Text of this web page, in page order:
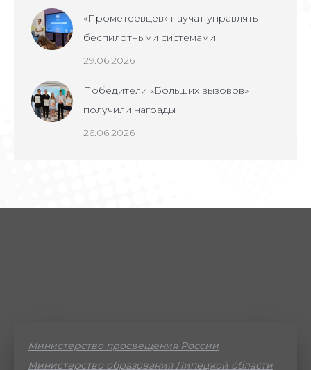
«Прометеевцев» научат управлять
беспилотными системами
29.06.2026
Победители «Больших вызовов»
получили награды
26.06.2026
Министерство просвещения России
Министерство образования Липецкой области